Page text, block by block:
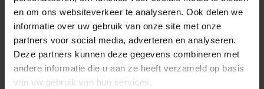
en om ons websiteverkeer te analyseren. Ook delen we
informatie over uw gebruik van onze site met onze
partners voor social media, adverteren en analyseren.
Deze partners kunnen deze gegevens combineren met
andere informatie die u aan ze heeft verzameld op basis
van uw gebruik van hun services.